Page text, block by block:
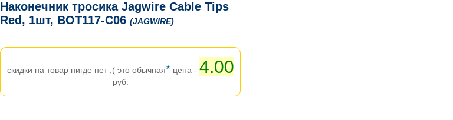
Наконечник тросика Jagwire Cable Tips
Red, 1шт, BOT117-C06 (JAGWIRE)
скидки на товар нигде нет ;( это обычная*цена - 4.00
руб.